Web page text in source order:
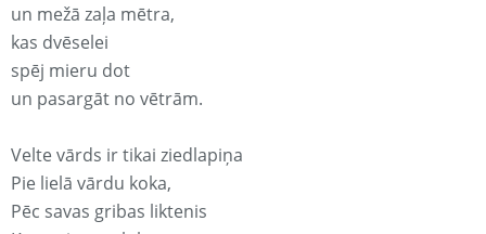
un mežā zaļa mētra,
kas dvēselei
spēj mieru dot
un pasargāt no vētrām.
Velte vārds ir tikai ziedlapiņa
Pie lielā vārdu koka,
Pēc savas gribas liktenis